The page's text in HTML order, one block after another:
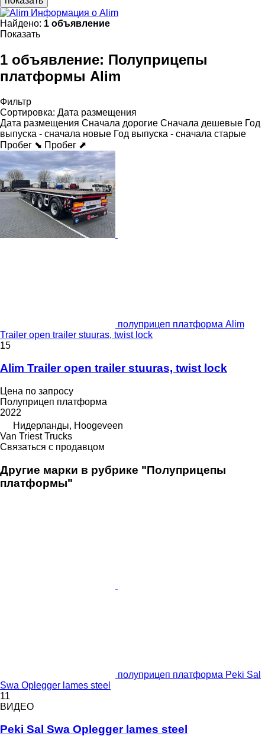
Информация о Alim
Найдено: 1 объявление
Показать
1 объявление: Полуприцепы
платформы Alim
Фильтр
Сортировка: Дата размещения
Дата размещения Сначала дорогие Сначала дешевые Год
выпуска - сначала новые Год выпуска - сначала старые
Пробег ⬊ Пробег ⬈
полуприцеп платформа Alim
Trailer open trailer stuuras, twist lock
15
Alim Trailer open trailer stuuras, twist lock
Цена по запросу
Полуприцеп платформа
2022
Нидерланды, Hoogeveen
Van Triest Trucks
Связаться с продавцом
Другие марки в рубрике "Полуприцепы
платформы"
полуприцеп платформа Peki Sal
Swa Oplegger lames steel
11
ВИДЕО
Peki Sal Swa Oplegger lames steel